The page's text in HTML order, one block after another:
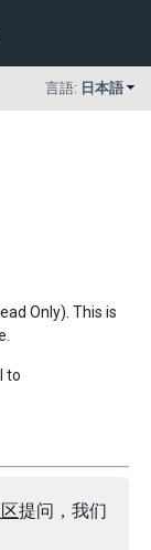
言語: 日本語
Only). This is
to
提问，我们